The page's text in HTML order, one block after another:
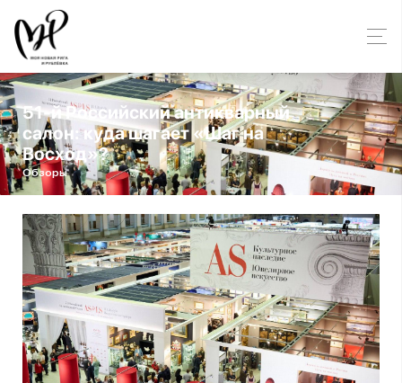
51-й Российский антикварный
салон: куда шагает «Шаг на
Восход»?
Обзоры